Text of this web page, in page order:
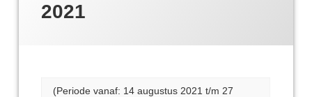
2021
(Periode vanaf: 14 augustus 2021 t/m 27